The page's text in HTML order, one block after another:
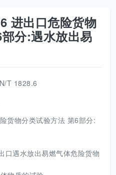
进出口危险货物
分:遇水放出易
T 1828.6
货物分类试验方法 第6部分:
口遇水放出易燃气体危险货物